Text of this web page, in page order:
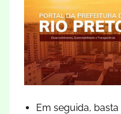
Em seguida,